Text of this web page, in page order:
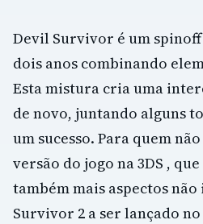
Devil Survivor é um spinoff
dois anos combinando
Esta mistura cria uma
de novo, juntando alguns
um sucesso. Para quem
versão do jogo na 3DS ,
também mais aspectos
Survivor 2 a ser lançado